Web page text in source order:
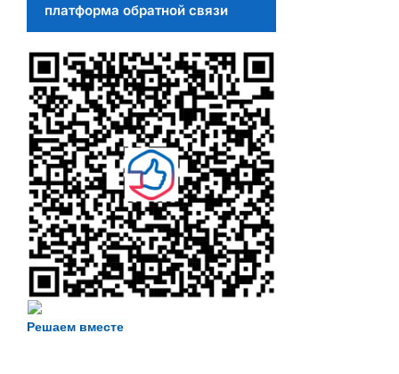
платформа обратной связи
Решаем вместе
Есть предложения по организации
учебного процесса или знаете, как